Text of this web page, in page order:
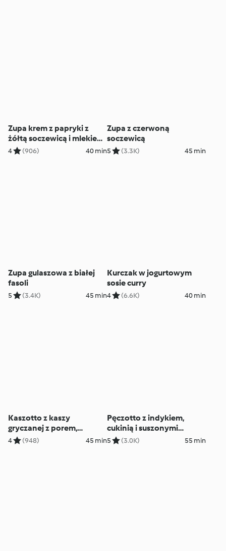
Zupa krem z papryki z
żółtą soczewicą i mlekiem
kokosowym
4 (906) 40 min
Zupa z czerwoną
soczewicą
5 (3.3K) 45 min
Zupa gulaszowa z białej
fasoli
5 (3.4K) 45 min
Kurczak w jogurtowym
sosie curry
4 (6.6K) 40 min
Kaszotto z kaszy
gryczanej z porem,
jarmużem i kurczakiem
4 (948) 45 min
Pęczotto z indykiem,
cukinią i suszonymi
pomidorami
5 (3.0K) 55 min